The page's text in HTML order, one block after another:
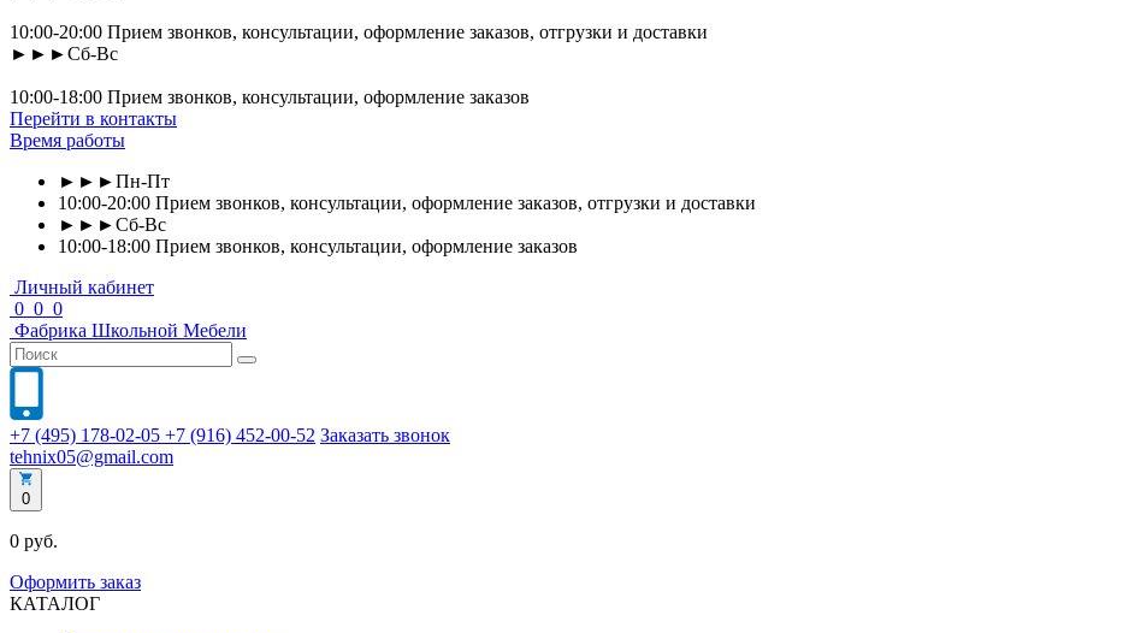
10:00-20:00 Прием звонков, консультации, оформление заказов, отгрузки и доставки
►►►Сб-Вс
10:00-18:00 Прием звонков, консультации, оформление заказов
Перейти в контакты
Время работы
►►►Пн-Пт
10:00-20:00 Прием звонков, консультации, оформление заказов, отгрузки и доставки
►►►Сб-Вс
10:00-18:00 Прием звонков, консультации, оформление заказов
Личный кабинет
0 0 0
Фабрика Школьной Мебели
+7 (495) 178-02-05 +7 (916) 452-00-52 Заказать звонок
tehnix05@gmail.com
0
0 руб.
Оформить заказ
КАТАЛОГ